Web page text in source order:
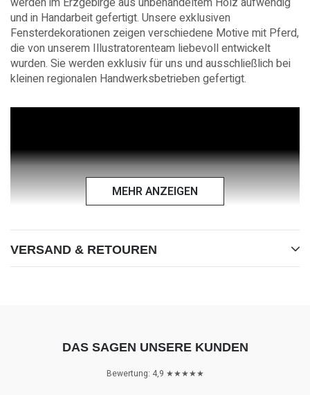
und in Handarbeit gefertigt. Unsere exklusiven
Fensterdekorationen zeigen verschiedene Motive mit Pferd,
die von unserem Illustratorenteam liebevoll entwickelt
wurden. Sie werden exklusiv für uns und ausschließlich bei
kleinen regionalen Handwerksbetrieben gefertigt.
MEHR ANZEIGEN
VERSAND & RETOUREN
DAS SAGEN UNSERE KUNDEN
Bewertung: 4,9 ★★★★★